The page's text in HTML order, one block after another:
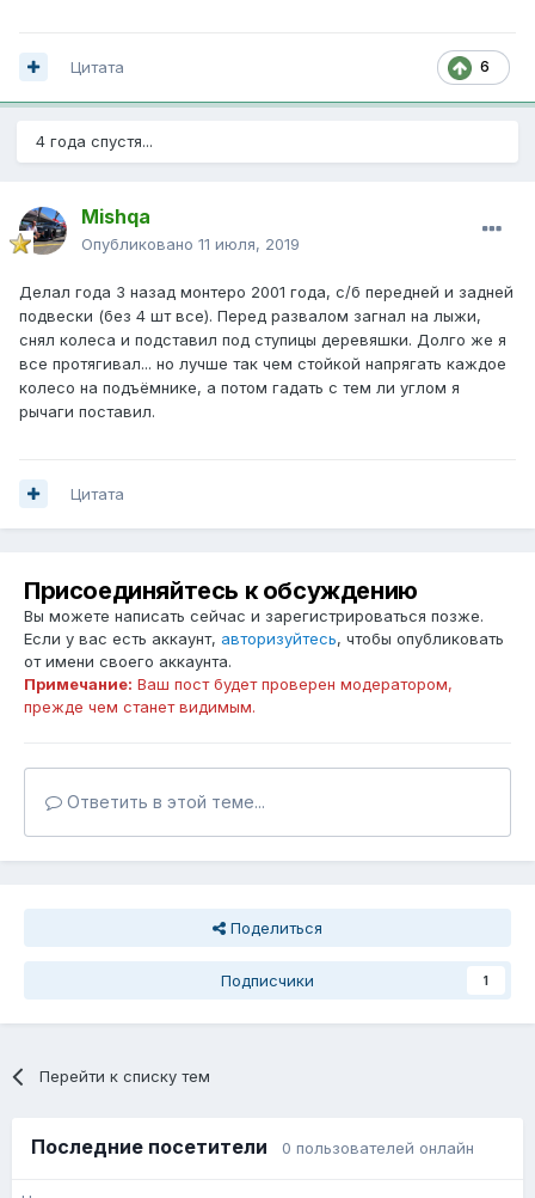
6
Цитата
4 года спустя...
Mishqa
Опубликовано 11 июля, 2019
Делал года 3 назад монтеро 2001 года, с/б передней и задней
подвески (без 4 шт все). Перед развалом загнал на лыжи,
снял колеса и подставил под ступицы деревяшки. Долго же я
все протягивал... но лучше так чем стойкой напрягать каждое
колесо на подъёмнике, а потом гадать с тем ли углом я
рычаги поставил.
Цитата
Присоединяйтесь к обсуждению
Вы можете написать сейчас и зарегистрироваться позже.
Если у вас есть аккаунт, авторизуйтесь, чтобы опубликовать
от имени своего аккаунта.
Примечание: Ваш пост будет проверен модератором,
прежде чем станет видимым.
Ответить в этой теме...
Поделиться
Подписчики 1
Перейти к списку тем
Последние посетители 0 пользователей онлайн